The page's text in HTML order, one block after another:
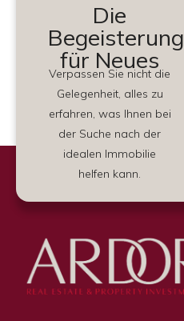
Die
Begeisterung
für Neues
Verpassen Sie nicht die
Gelegenheit, alles zu
erfahren, was Ihnen bei
der Suche nach der
idealen Immobilie
helfen kann.